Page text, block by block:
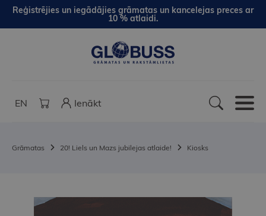
Reģistrējies un iegādājies grāmatas un kancelejas preces ar
10 % atlaidi.
EN Ienākt
Grāmatas 20! Liels un Mazs jubilejas atlaide! Kiosks